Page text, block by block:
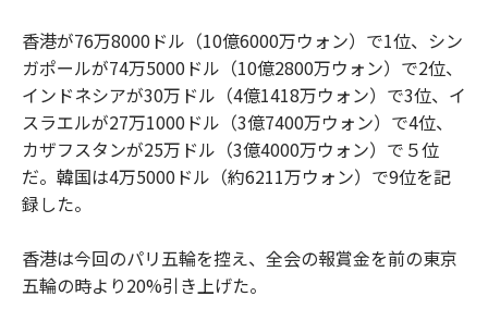
香港が76万8000ドル（10億6000万ウォン）で1位、シン
ガポールが74万5000ドル（10億2800万ウォン）で2位、
インドネシアが30万ドル（4億1418万ウォン）で3位、イ
スラエルが27万1000ドル（3億7400万ウォン）で4位、
カザフスタンが25万ドル（3億4000万ウォン）で５位
だ。韓国は4万5000ドル（約6211万ウォン）で9位を記
録した。
香港は今回のパリ五輪を控え、全会の報賞金を前の東京
五輪の時より20%引き上げた。